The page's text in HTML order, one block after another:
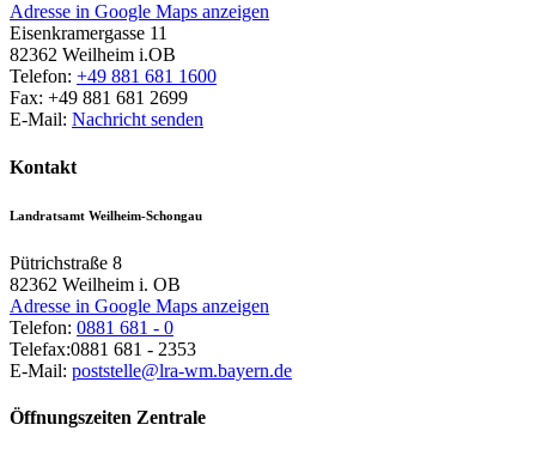
Adresse in Google Maps anzeigen
Eisenkramergasse 11
82362 Weilheim i.OB
Telefon: +49 881 681 1600
Fax: +49 881 681 2699
E-Mail: Nachricht senden
Kontakt
Landratsamt Weilheim-Schongau
Pütrichstraße 8
82362 Weilheim i. OB
Adresse in Google Maps anzeigen
Telefon: 0881 681 - 0
Telefax:0881 681 - 2353
E-Mail: poststelle@lra-wm.bayern.de
Öffnungszeiten Zentrale